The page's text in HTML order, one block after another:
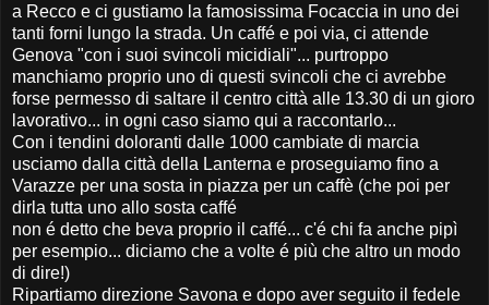
a Recco e ci gustiamo la famosissima Focaccia in uno dei
tanti forni lungo la strada. Un caffé e poi via, ci attende
Genova "con i suoi svincoli micidiali"... purtroppo
manchiamo proprio uno di questi svincoli che ci avrebbe
forse permesso di saltare il centro città alle 13.30 di un gioro
lavorativo... in ogni caso siamo qui a raccontarlo...
Con i tendini doloranti dalle 1000 cambiate di marcia
usciamo dalla città della Lanterna e proseguiamo fino a
Varazze per una sosta in piazza per un caffè (che poi per
dirla tutta uno allo sosta caffé
non é detto che beva proprio il caffé... c'é chi fa anche pipì
per esempio... diciamo che a volte é più che altro un modo
di dire!)
Ripartiamo direzione Savona e dopo aver seguito il fedele